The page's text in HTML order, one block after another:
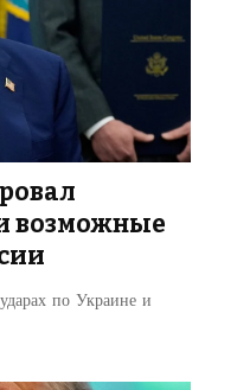
возможные
по Украине и